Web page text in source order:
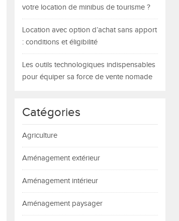
votre location de minibus de tourisme ?
Location avec option d’achat sans apport
: conditions et éligibilité
Les outils technologiques indispensables
pour équiper sa force de vente nomade
Catégories
Agriculture
Aménagement extérieur
Aménagement intérieur
Aménagement paysager